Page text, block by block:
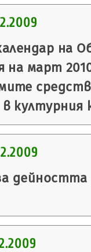
на
на март
културния